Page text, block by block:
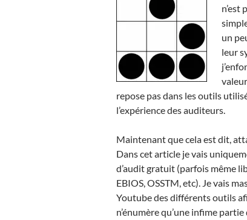
n’est
un
leur
repose pas dans les outils
l’expérience des auditeurs.
Maintenant que cela est dit,
Dans cet article je vais
d’audit gratuit (parfois même
EBIOS, OSSTM, etc). Je vais
Youtube des différents outils
n’énumère qu’une infime